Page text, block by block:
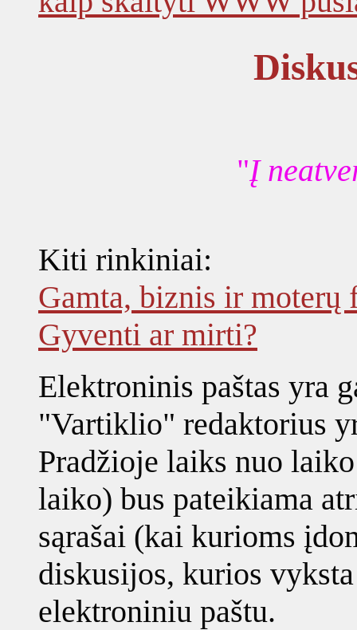
"Į
Kiti rinkiniai:
Gamta, biznis ir moterų
Gyventi ar mirti?
Elektroninis paštas yra
"Vartiklio" redaktorius
Pradžioje laiks nuo
laiko) bus pateikiama
sąrašai (kai kurioms
diskusijos, kurios
elektroniniu paštu.